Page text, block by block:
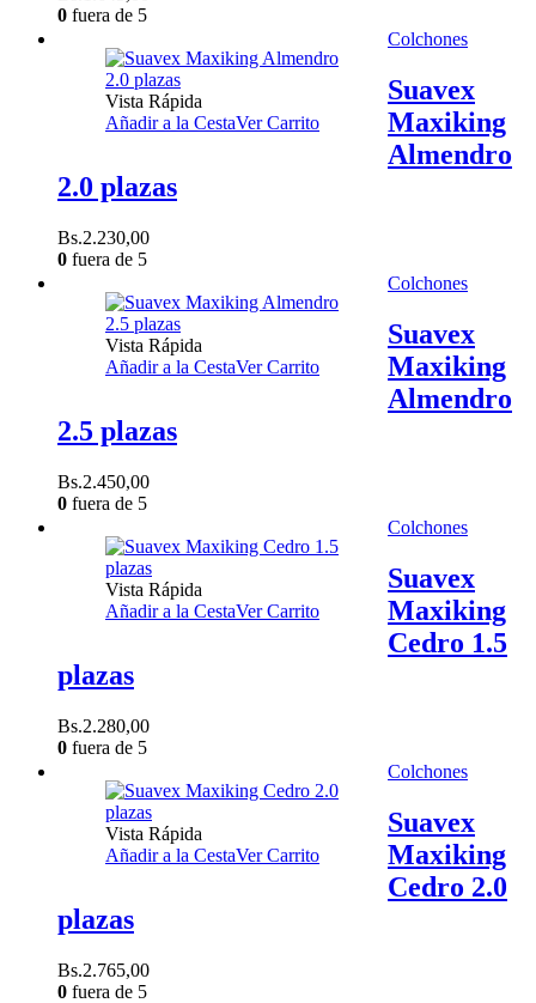
0 fuera de 5
Vista Rápida
Añadir a la CestaVer Carrito
Colchones
Suavex
Maxiking
Almendro
2.0 plazas
Bs.2.230,00
0 fuera de 5
Vista Rápida
Añadir a la CestaVer Carrito
Colchones
Suavex
Maxiking
Almendro
2.5 plazas
Bs.2.450,00
0 fuera de 5
Vista Rápida
Añadir a la CestaVer Carrito
Colchones
Suavex
Maxiking
Cedro 1.5
plazas
Bs.2.280,00
0 fuera de 5
Vista Rápida
Añadir a la CestaVer Carrito
Colchones
Suavex
Maxiking
Cedro 2.0
plazas
Bs.2.765,00
0 fuera de 5